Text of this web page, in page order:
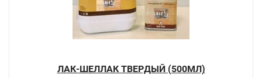
ЛАК-ШЕЛЛАК ТВЕРДЫЙ (500МЛ)